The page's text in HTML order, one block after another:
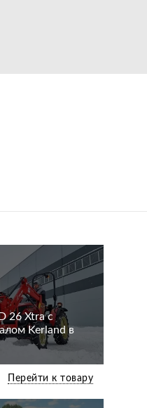
26 Xtra с
Kerland в
Перейти к товару